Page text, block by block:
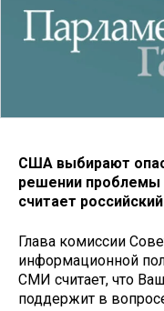
США выбирают
решении проблемы
считает
Глава комиссии
информационной
СМИ считает, что
поддержит в